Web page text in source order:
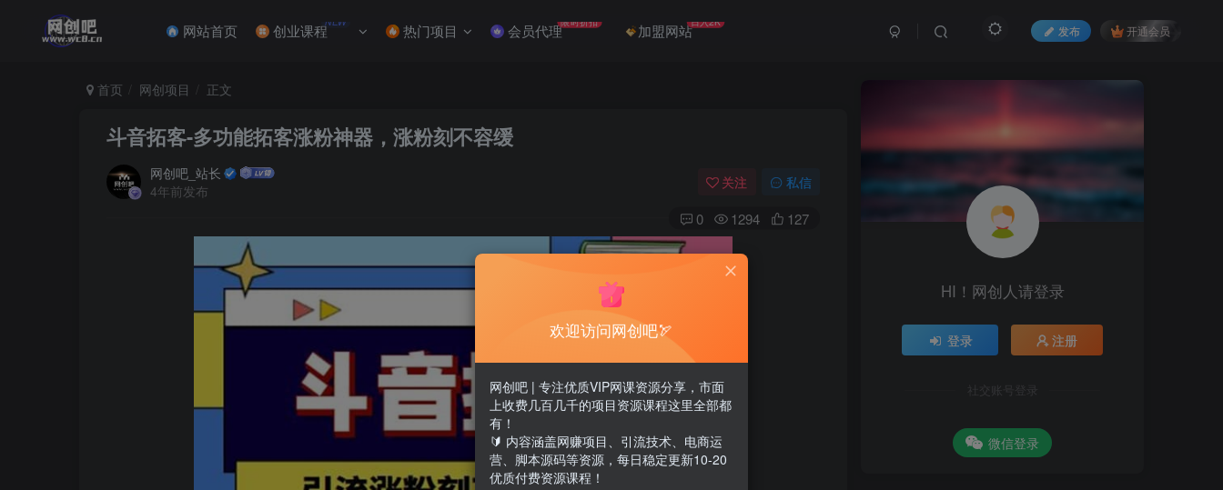
网站首页 创业课程NEW 热门项目 会员代理限时折扣 加盟网站日入2K
发布 开通会员
首页 网创项目 正文
斗音拓客-多功能拓客涨粉神器，涨粉刻不容缓
网创吧_站长
4年前发布
关注 私信
0 1294 127
HI！网创人请登录
登录 注册
社交账号登录
微信登录
欢迎访问网创吧🏹
网创吧 | 专注优质VIP网课资源分享，市面
上收费几百几千的项目资源课程这里全部都
有！
🔰 内容涵盖网赚项目、引流技术、电商运
营、脚本源码等资源，每日稳定更新10-20
优质付费资源课程！